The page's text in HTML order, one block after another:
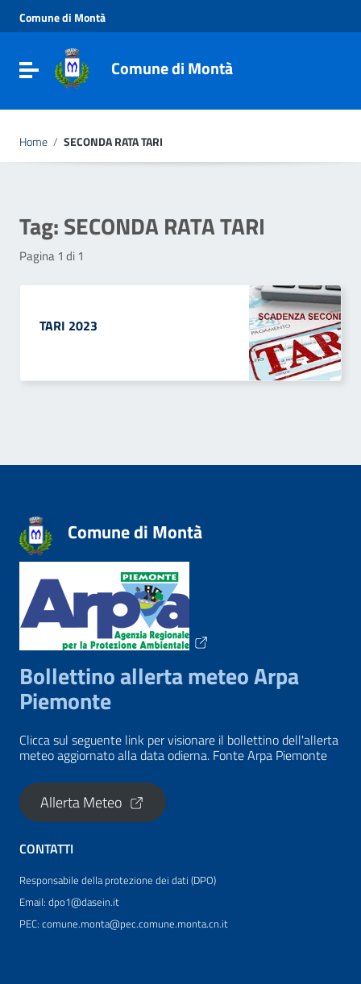
Vai al menu di navigazione
Vai al footer
Comune di Montà
Toggle navigationComune di Montà
Home / SECONDA RATA TARI
Tag:SECONDA RATA TARI
Pagina 1 di 1
TARI 2023
Comune di Montà
Bollettino allerta meteo Arpa
Piemonte
Clicca sul seguente link per visionare il bollettino dell'allerta
meteo aggiornato alla data odierna. Fonte Arpa Piemonte
Allerta Meteo
CONTATTI
Responsabile della protezione dei dati (DPO)
Email: dpo1@dasein.it
PEC: comune.monta@pec.comune.monta.cn.it